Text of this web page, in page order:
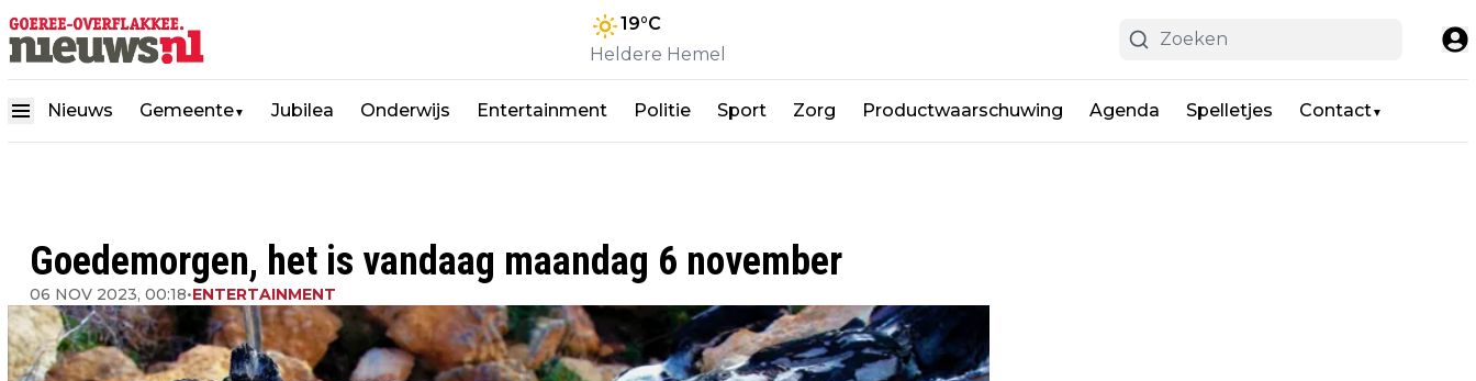
19°C
Heldere Hemel
Nieuws Gemeente▼ Jubilea Onderwijs Entertainment Politie Sport Zorg Productwaarschuwing Agenda Spelletjes Contact▼
Goedemorgen, het is vandaag maandag 6 november
06 NOV 2023, 00:18•ENTERTAINMENT